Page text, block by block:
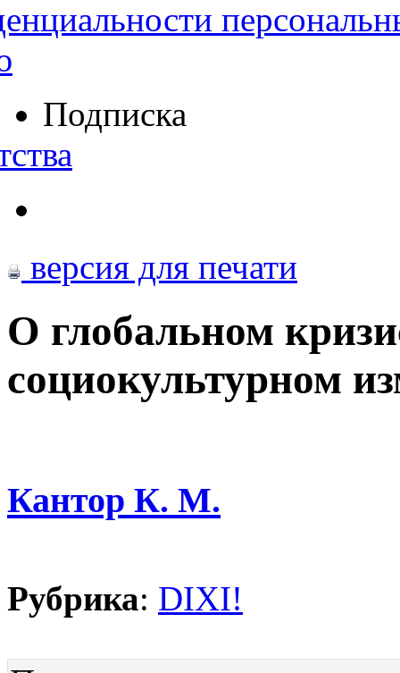
Подписка
версия для печати
О глобальном
социокультурном
Кантор К. М.
Рубрика: DIXI!